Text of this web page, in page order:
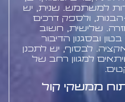
למשתמש. שנית, יש
הבנות, ולספק דרכים
שלישית, חשוב
ובסגנון הדיבור
לבסוף, יש לתכנן
למגוון רחב של
ממשקי קול